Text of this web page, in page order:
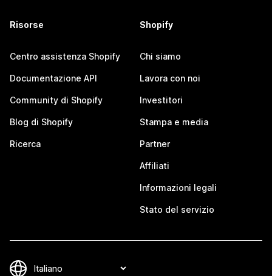
Risorse
Centro assistenza Shopify
Documentazione API
Community di Shopify
Blog di Shopify
Ricerca
Shopify
Chi siamo
Lavora con noi
Investitori
Stampa e media
Partner
Affiliati
Informazioni legali
Stato del servizio